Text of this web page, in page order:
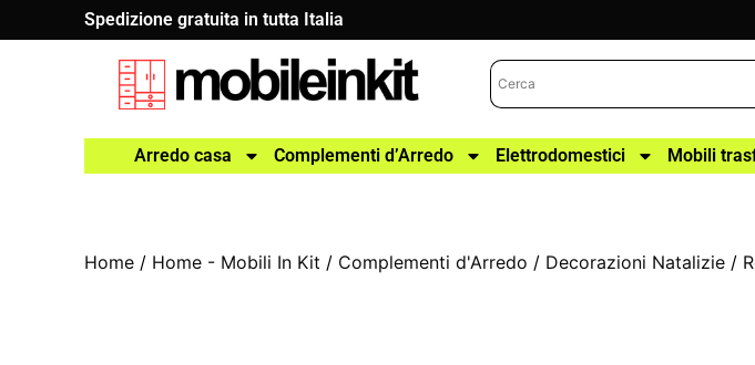
Spedizione gratuita in tutta Italia
Arredo casa Complementi d’Arredo Elettrodomestici Mobili
Home / Home - Mobili In Kit / Complementi d'Arredo / Decorazioni Natalizie /